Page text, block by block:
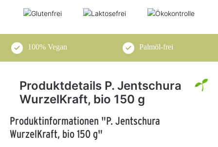
100% Vegan Palmöl-frei
Produktdetails P. Jentschura
WurzelKraft, bio 150 g
Produktinformationen "P. Jentschura
WurzelKraft, bio 150 g"